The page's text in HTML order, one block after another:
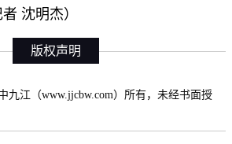
沈明杰）
版权声明
九江（www.jjcbw.com）所有，未经书面授